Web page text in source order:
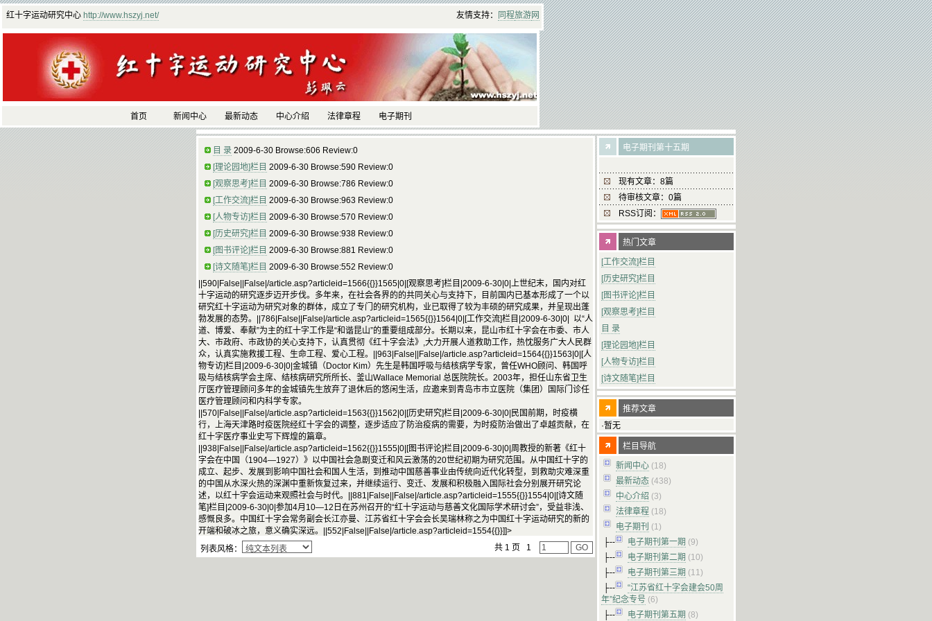
红十字运动研究中心 http://www.hszyj.net/ 友情支持： 同程旅游网
首页 新闻中心 最新动态 中心介绍 法律章程 电子期刊
目 录 2009-6-30 Browse:606 Review:0
[理论园地]栏目 2009-6-30 Browse:590 Review:0
[观察思考]栏目 2009-6-30 Browse:786 Review:0
[工作交流]栏目 2009-6-30 Browse:963 Review:0
[人物专访]栏目 2009-6-30 Browse:570 Review:0
[历史研究]栏目 2009-6-30 Browse:938 Review:0
[图书评论]栏目 2009-6-30 Browse:881 Review:0
[诗文随笔]栏目 2009-6-30 Browse:552 Review:0
||590|False||False|/article.asp?articleid=1566{{}}1565|0|[观察思考]栏目|2009-6-30|0|上世纪末，国内对红
十字运动的研究逐步迈开步伐。多年来，在社会各界的的共同关心与支持下，目前国内已基本形成了一个以
研究红十字运动为研究对象的群体，成立了专门的研究机构，业已取得了较为丰硕的研究成果，并呈现出蓬
勃发展的态势。||786|False||False|/article.asp?articleid=1565{{}}1564|0|[工作交流]栏目|2009-6-30|0| 以“人
道、博爱、奉献”为主的红十字工作是“和谐昆山”的重要组成部分。长期以来，昆山市红十字会在市委、市人
大、市政府、市政协的关心支持下，认真贯彻《红十字会法》,大力开展人道救助工作，热忱服务广大人民群
众，认真实施救援工程、生命工程、爱心工程。||963|False||False|/article.asp?articleid=1564{{}}1563|0|[人
物专访]栏目|2009-6-30|0|金城镇（Doctor Kim）先生是韩国呼吸与结核病学专家，曾任WHO顾问、韩国呼
吸与结核病学会主席、结核病研究所所长、釜山Wallace Memorial 总医院院长。2003年，担任山东省卫生
厅医疗管理顾问多年的金城镇先生放弃了退休后的悠闲生活，应邀来到青岛市市立医院（集团）国际门诊任
医疗管理顾问和内科学专家。
||570|False||False|/article.asp?articleid=1563{{}}1562|0|[历史研究]栏目|2009-6-30|0|民国前期，时疫横
行，上海天津路时疫医院经红十字会的调整，逐步适应了防治疫病的需要，为时疫防治做出了卓越贡献，在
红十字医疗事业史写下辉煌的篇章。
||938|False||False|/article.asp?articleid=1562{{}}1555|0|[图书评论]栏目|2009-6-30|0|周教授的新著《红十
字会在中国（1904—1927）》以中国社会急剧变迁和风云激荡的20世纪初期为研究范围。从中国红十字的
成立、起步、发展到影响中国社会和国人生活，到推动中国慈善事业由传统向近代化转型，到救助灾难深重
的中国从水深火热的深渊中重新恢复过来，并继续运行、变迁、发展和积极融入国际社会分别展开研究论
述，以红十字会运动来观照社会与时代。||881|False||False|/article.asp?articleid=1555{{}}1554|0|[诗文随
笔]栏目|2009-6-30|0|参加4月10—12日在苏州召开的“红十字运动与慈善文化国际学术研讨会”，受益非浅、
感慨良多。中国红十字会常务副会长江亦曼、江苏省红十字会会长吴瑞林称之为中国红十字运动研究的新的
开端和破冰之旅，意义确实深远。||552|False||False|/article.asp?articleid=1554{{}}]]>
列表风格：
共 1 页 1
电子期刊第十五期
现有文章：8篇
待审核文章：0篇
RSS订阅：
热门文章
[工作交流]栏目
[历史研究]栏目
[图书评论]栏目
[观察思考]栏目
目 录
[理论园地]栏目
[人物专访]栏目
[诗文随笔]栏目
推荐文章
·暂无
栏目导航
新闻中心 (18)
最新动态 (438)
中心介绍 (3)
法律章程 (18)
电子期刊 (1)
├--
电子期刊第一期 (9)
├--
电子期刊第二期 (10)
├--
电子期刊第三期 (11)
├--
“江苏省红十字会建会50周
年”纪念专号 (6)
├--
电子期刊第五期 (8)